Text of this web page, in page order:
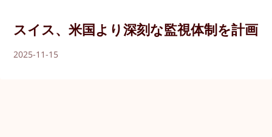
スイス、米国より深刻な監視体制を計画
2025-11-15